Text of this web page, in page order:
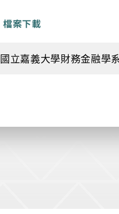
檔案下載
國立嘉義大學財務金融學